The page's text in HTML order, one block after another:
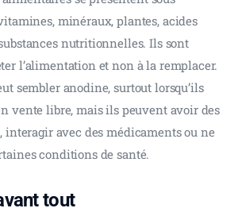
minéraux, plantes, acides
nutritionnelles. Ils sont
l’alimentation et non à la remplacer.
sembler anodine, surtout lorsqu’ils
vente libre, mais ils peuvent avoir des
interagir avec des médicaments ou ne
conditions de santé.
tout